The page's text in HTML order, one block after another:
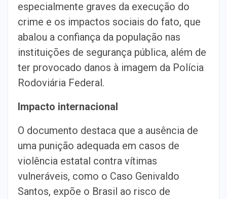
especialmente graves da execução do
crime e os impactos sociais do fato, que
abalou a confiança da população nas
instituições de segurança pública, além de
ter provocado danos à imagem da Polícia
Rodoviária Federal.
Impacto internacional
O documento destaca que a ausência de
uma punição adequada em casos de
violência estatal contra vítimas
vulneráveis, como o Caso Genivaldo
Santos, expõe o Brasil ao risco de